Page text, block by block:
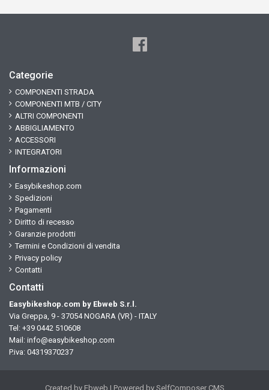
Categorie
COMPONENTI STRADA
COMPONENTI MTB / CITY
ALTRI COMPONENTI
ABBIGLIAMENTO
ACCESSORI
INTEGRATORI
Informazioni
Easybikeshop.com
Spedizioni
Pagamenti
Diritto di recesso
Garanzie prodotti
Termini e Condizioni di vendita
Privacy policy
Contatti
Contatti
Easybikeshop.com by Ebweb S.r.l.
Via Greppa, 9 - 37054 NOGARA (VR) - ITALY
Tel: +39 0442 510608
Mail: info@easybikeshop.com
P.iva: 04319370237
Created by Ebweb | Powered by SelfComposer CMS